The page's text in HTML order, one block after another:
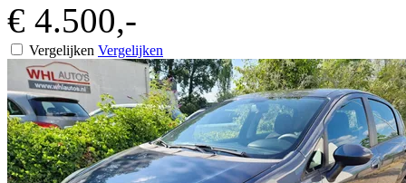
€ 4.500,-
Vergelijken Vergelijken